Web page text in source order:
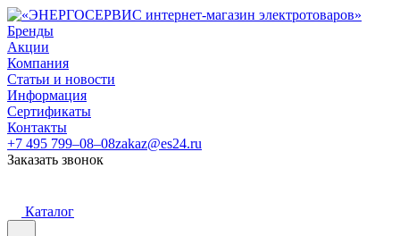
Бренды
Акции
Компания
Статьи и новости
Информация
Сертификаты
Контакты
+7 495 799–08–08zakaz@es24.ru
Заказать звонок
Каталог